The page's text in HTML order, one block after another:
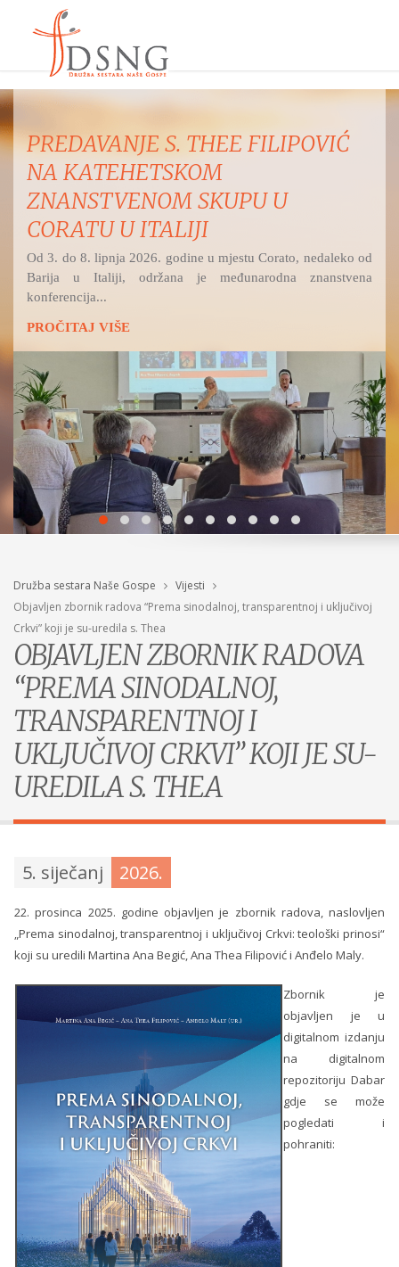
MISNO SLAVLJE IZ ŽUPE
UZVIŠENJA SV. KRIŽA, OSIJEK -
RETFALA I PREDSTAVLJANJE
DSNG
Hrvatski katolički radio na Bijelu nedjelju i svetkovinu
Božjega milosrđa prenosi svetu misu...
PROČITAJ VIŠE
Družba sestara Naše Gospe
Vijesti
Objavljen zbornik radova “Prema sinodalnoj, transparentnoj i uključivoj
Crkvi” koji je su-uredila s. Thea
OBJAVLJEN ZBORNIK RADOVA
“PREMA SINODALNOJ,
TRANSPARENTNOJ I
UKLJUČIVOJ CRKVI” KOJI JE SU-
UREDILA S. THEA
5. siječanj 2026.
22. prosinca 2025. godine objavljen je zbornik radova, naslovljen
„Prema sinodalnoj, transparentnoj i uključivoj Crkvi: teološki prinosi“
koji su uredili Martina Ana Begić, Ana Thea Filipović i Anđelo Maly.
Zbornik je
objavljen je u
digitalnom izdanju
na digitalnom
repozitoriju Dabar
gdje se može
pogledati i
pohraniti: